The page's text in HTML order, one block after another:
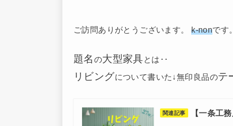
ご訪問ありがとうございます。k-nonです。
題名 の大型家具とは･･
リビングについて書いた↓無印良品のテ
関連記事 【一条工